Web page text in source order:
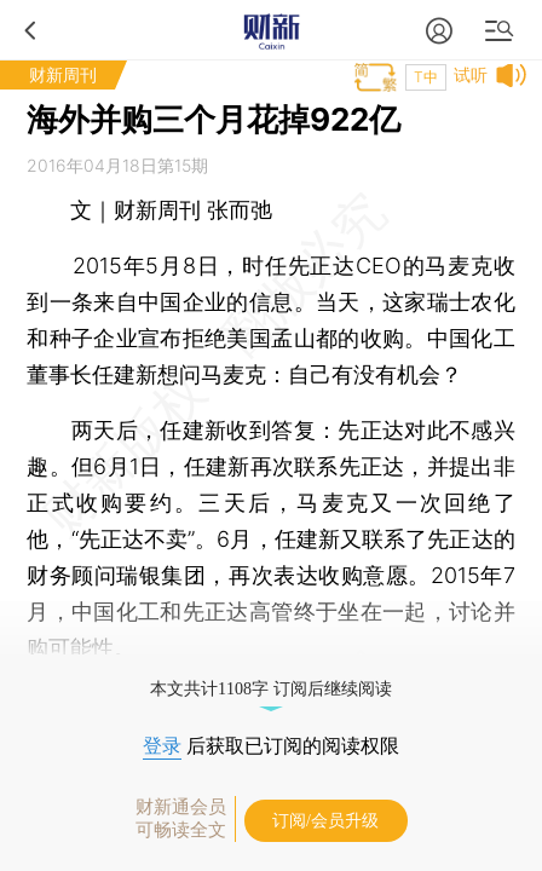
财新周刊 试听
T中
海外并购三个月花掉922亿
2016年04月18日第15期
文｜财新周刊 张而弛
2015年5月8日，时任先正达CEO的马麦克收
到一条来自中国企业的信息。当天，这家瑞士农化
和种子企业宣布拒绝美国孟山都的收购。中国化工
董事长任建新想问马麦克：自己有没有机会？
两天后，任建新收到答复：先正达对此不感兴
趣。但6月1日，任建新再次联系先正达，并提出非
正式收购要约。三天后，马麦克又一次回绝了
他，“先正达不卖”。6月，任建新又联系了先正达的
财务顾问瑞银集团，再次表达收购意愿。2015年7
月，中国化工和先正达高管终于坐在一起，讨论并
购可能性。
本文共计1108字 订阅后继续阅读
登录 后获取已订阅的阅读权限
财新通会员
可畅读全文
订阅/会员升级